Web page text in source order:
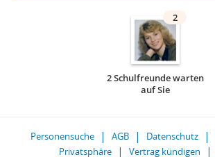
2
2 Schulfreunde warten
auf Sie
Personensuche AGB Datenschutz
Privatsphäre
Vertrag kündigen